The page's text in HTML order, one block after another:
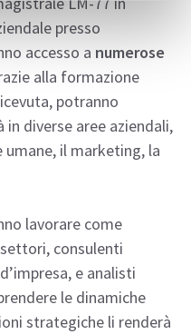
presso
accesso a numerose
alla formazione
potranno
diverse aree aziendali,
il marketing, la
lavorare come
consulenti
e analisti
le dinamiche
strategiche li renderà